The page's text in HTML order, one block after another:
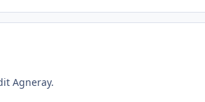
Agneray.